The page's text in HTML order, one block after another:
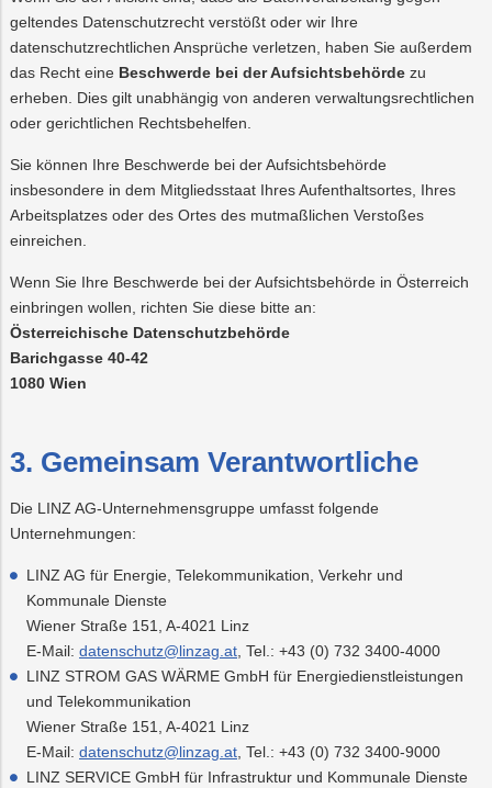
geltendes Datenschutzrecht verstößt oder wir Ihre
datenschutzrechtlichen Ansprüche verletzen, haben Sie außerdem
das Recht eine Beschwerde bei der Aufsichtsbehörde zu
erheben. Dies gilt unabhängig von anderen verwaltungsrechtlichen
oder gerichtlichen Rechtsbehelfen.
Sie können Ihre Beschwerde bei der Aufsichtsbehörde
insbesondere in dem Mitgliedsstaat Ihres Aufenthaltsortes, Ihres
Arbeitsplatzes oder des Ortes des mutmaßlichen Verstoßes
einreichen.
Wenn Sie Ihre Beschwerde bei der Aufsichtsbehörde in Österreich
einbringen wollen, richten Sie diese bitte an:
Österreichische Datenschutzbehörde
Barichgasse 40-42
1080 Wien
3. Gemeinsam Verantwortliche
Die LINZ AG-Unternehmensgruppe umfasst folgende
Unternehmungen:
LINZ AG für Energie, Telekommunikation, Verkehr und
Kommunale Dienste
Wiener Straße 151, A-4021 Linz
E-Mail: datenschutz@linzag.at , Tel.: +43 (0) 732 3400-4000
LINZ STROM GAS WÄRME GmbH für Energiedienstleistungen
und Telekommunikation
Wiener Straße 151, A-4021 Linz
E-Mail: datenschutz@linzag.at , Tel.: +43 (0) 732 3400-9000
LINZ SERVICE GmbH für Infrastruktur und Kommunale Dienste